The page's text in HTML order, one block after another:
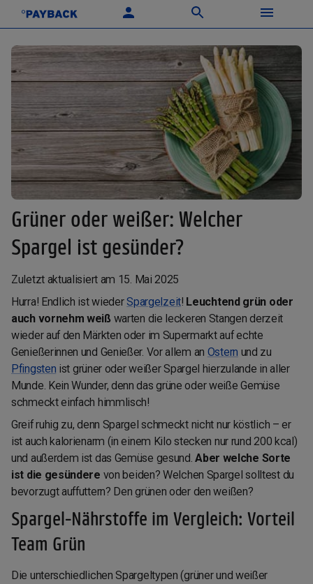
Grüner oder weißer: Welcher
Spargel ist gesünder?
Zuletzt aktualisiert am 15. Mai 2025
Hurra! Endlich ist wiederSpargelzeit! Leuchtend grün oder
auch vornehm weißwarten die leckeren Stangen derzeit
wieder auf den Märkten oder im Supermarkt auf echte
Genießerinnen und Genießer. Vor allem an Ostern und zu
Pfingsten ist grüner oder weißer Spargel hierzulande in aller
Munde. Kein Wunder, denn das grüne oder weiße Gemüse
schmeckt einfach himmlisch!
Greif ruhig zu, denn Spargel schmeckt nicht nur köstlich – er
ist auch kalorienarm (in einem Kilo stecken nur rund 200 kcal)
und außerdem ist das Gemüse gesund. Aber welche Sorte
ist die gesündere von beiden? Welchen Spargel solltest du
bevorzugt auffuttern? Den grünen oder den weißen?
Spargel-Nährstoffe im Vergleich: Vorteil
Team Grün
Die unterschiedlichen Spargeltypen (grüner und weißer